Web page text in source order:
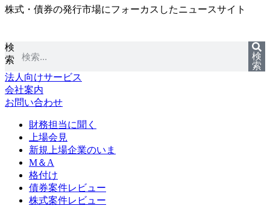
コ
ン
ツ
に
ス
キ
ッ
株式・債券の発行市場にフォーカスしたニュースサイト
検
索
検
索
法人向けサービス
会社案内
お問い合わせ
財務担当に聞く
上場会見
新規上場企業のいま
M＆A
格付け
債券案件レビュー
株式案件レビュー